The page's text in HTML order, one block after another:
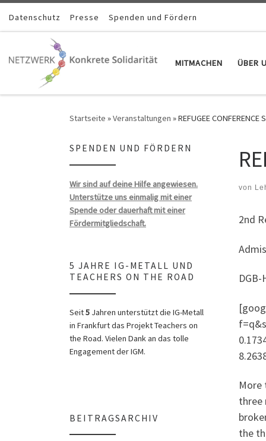
Zum Inhalt springen
Datenschutz Presse Spenden und Fördern
MITMACHEN ÜBER
Startseite »Veranstaltungen »REFUGEE CONFERENCE
von
2nd
More
three
the
SPENDEN UND FÖRDERN
Wir sind auf deine Hilfe angewiesen.
Unterstütze uns einmalig mit einer
Spende oder dauerhaft mit einer
Fördermitgliedschaft.
5 JAHRE IG-METALL UND
TEACHERS ON THE ROAD
Seit5 Jahren unterstützt die IG-Metall
in Frankfurt das Projekt Teachers on
the Road. Vielen Dank an das tolle
Engagement der IGM.
BEITRAGSARCHIV